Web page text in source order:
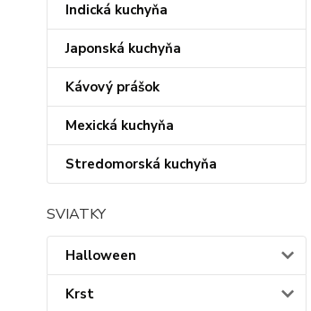
Indická kuchyňa
Japonská kuchyňa
Kávový prášok
Mexická kuchyňa
Stredomorská kuchyňa
SVIATKY
Halloween
Krst